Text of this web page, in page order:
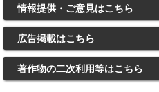
情報提供・ご意見はこちら
広告掲載はこちら
著作物の二次利用等はこちら